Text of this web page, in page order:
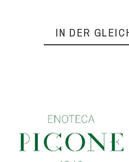
IN DER